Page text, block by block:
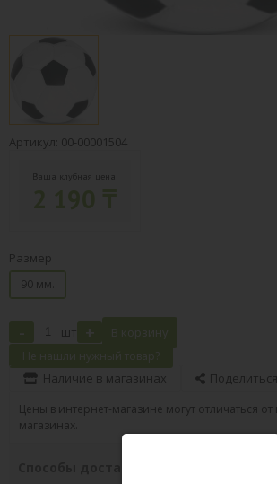
Артикул: 00-00001504
Ваша клубная цена:
Размер
90 мм.
- шт + В корзину
Не нашли нужный товар?
Наличие в магазинах Поделиться
Цены в интернет-магазине могут отличаться от
магазинах.